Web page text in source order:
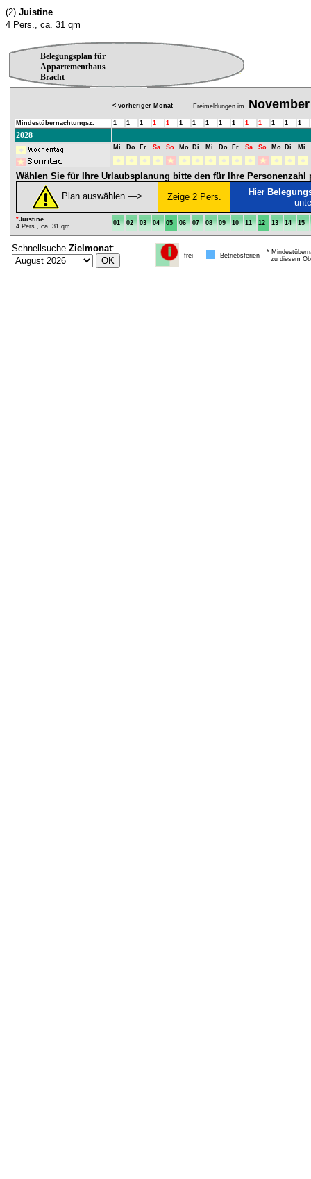
(2) Juistine
4 Pers., ca. 31 qm
Belegungsplan für
Appartementhaus
Bracht
< vorheriger Monat Freimeldungen im November
Mindestübernachtungsz. 1 1 1 1 1 1 1 1 1 1 1 1 1 1 1
2028
Mi Do Fr Sa So Mo Di Mi Do Fr Sa So Mo Di Mi
Wählen Sie für Ihre Urlaubsplanung bitte den für Ihre Personenzahl
Plan auswählen ―>
Zeige2 Pers. Hier
*Juistine
4 Pers., ca. 31 qm
01 02 03 04 05 06 07 08 09 10 11 12 13 14 15
Schnellsuche Zielmonat:
frei Betriebsferien
*
zu diesem